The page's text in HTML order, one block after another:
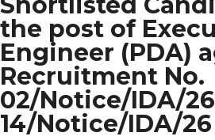
the post of
Engineer (PDA)
Recruitment No.
02/Notice/IDA/
14/Notice/IDA/26